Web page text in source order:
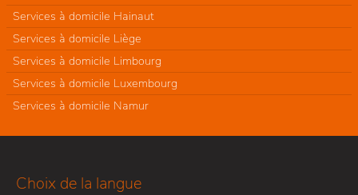
Services à domicile Hainaut
Services à domicile Liège
Services à domicile Limbourg
Services à domicile Luxembourg
Services à domicile Namur
Choix de la langue